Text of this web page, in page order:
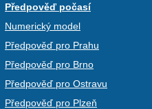
Předpověď počasí
Numerický model
Předpověď pro Prahu
Předpověď pro Brno
Předpověď pro Ostravu
Předpověď pro Plzeň